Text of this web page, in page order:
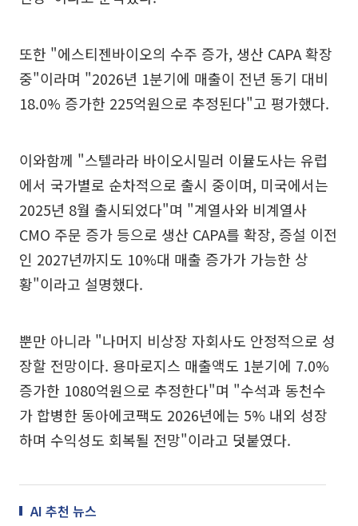
또한 "에스티젠바이오의 수주 증가, 생산 CAPA 확장
중"이라며 "2026년 1분기에 매출이 전년 동기 대비
18.0% 증가한 225억원으로 추정된다"고 평가했다.
이와함께 "스텔라라 바이오시밀러 이뮬도사는 유럽
에서 국가별로 순차적으로 출시 중이며, 미국에서는
2025년 8월 출시되었다"며 "계열사와 비계열사
CMO 주문 증가 등으로 생산 CAPA를 확장, 증설 이전
인 2027년까지도 10%대 매출 증가가 가능한 상
황"이라고 설명했다.
뿐만 아니라 "나머지 비상장 자회사도 안정적으로 성
장할 전망이다. 용마로지스 매출액도 1분기에 7.0%
증가한 1080억원으로 추정한다"며 "수석과 동천수
가 합병한 동아에코팩도 2026년에는 5% 내외 성장
하며 수익성도 회복될 전망"이라고 덧붙였다.
AI 추천 뉴스